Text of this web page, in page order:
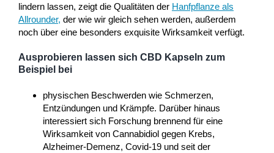
lindern lassen, zeigt die Qualitäten der Hanfpflanze als
Allrounder, der wie wir gleich sehen werden, außerdem
noch über eine besonders exquisite Wirksamkeit verfügt.
Ausprobieren lassen sich CBD Kapseln zum
Beispiel bei
physischen Beschwerden wie Schmerzen,
Entzündungen und Krämpfe. Darüber hinaus
interessiert sich Forschung brennend für eine
Wirksamkeit von Cannabidiol gegen Krebs,
Alzheimer-Demenz, Covid-19 und seit der